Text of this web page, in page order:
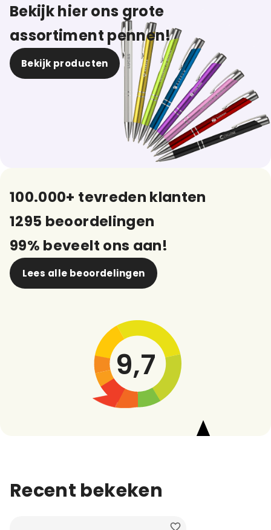
Bekijk hier ons grote
assortiment pennen!
Bekijk producten
100.000+ tevreden klanten
1295 beoordelingen
99% beveelt ons aan!
Lees alle beoordelingen
9,7
Recent bekeken